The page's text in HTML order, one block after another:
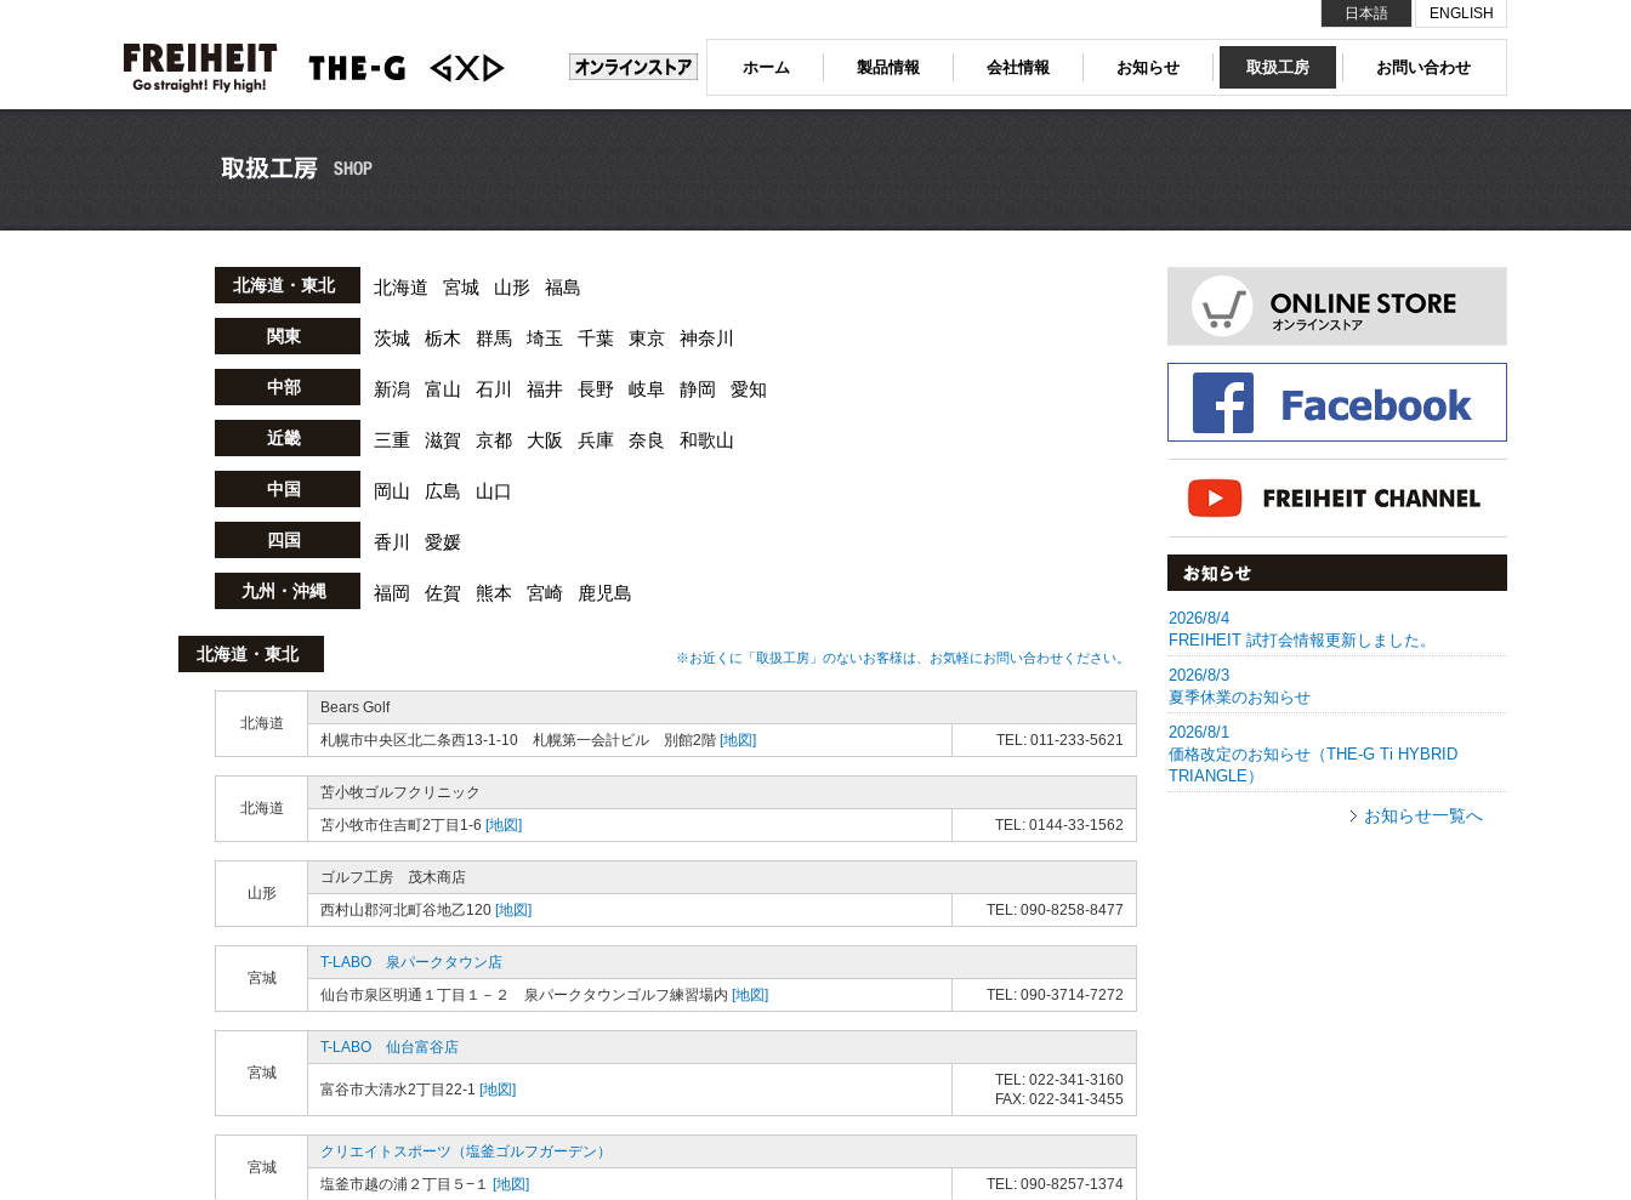
ホーム 製品情報 会社情報 お知らせ 取扱工房 お問い合わせ
日本語 ENGLISH
北海道・東北 北海道 宮城 山形 福島
関東 茨城 栃木 群馬 埼玉 千葉 東京 神奈川
中部 新潟 富山 石川 福井 長野 岐阜 静岡 愛知
近畿 三重 滋賀 京都 大阪 兵庫 奈良 和歌山
中国 岡山 広島 山口
四国 香川 愛媛
九州・沖縄 福岡 佐賀 熊本 宮崎 鹿児島
※お近くに「取扱工房」のないお客様は、お気軽にお問い合わせください。
北海道・東北
北海道
Bears Golf
札幌市中央区北二条西13-1-10 札幌第一会計ビル 別館2階 [地図] TEL: 011-233-5621
北海道
苫小牧ゴルフクリニック
苫小牧市住吉町2丁目1-6 [地図] TEL: 0144-33-1562
山形
ゴルフ工房 茂木商店
西村山郡河北町谷地乙120 [地図] TEL: 090-8258-8477
宮城
T-LABO 泉パークタウン店
仙台市泉区明通１丁目１－２ 泉パークタウンゴルフ練習場内 [地図] TEL: 090-3714-7272
宮城
T-LABO 仙台富谷店
富谷市大清水2丁目22-1 [地図]
TEL: 022-341-3160
FAX: 022-341-3455
宮城
クリエイトスポーツ（塩釜ゴルフガーデン）
塩釜市越の浦２丁目５−１ [地図] TEL: 090-8257-1374
2026/8/4
FREIHEIT 試打会情報更新しました。
2026/8/3
夏季休業のお知らせ
2026/8/1
価格改定のお知らせ（THE-G Ti HYBRID
TRIANGLE）
お知らせ一覧へ